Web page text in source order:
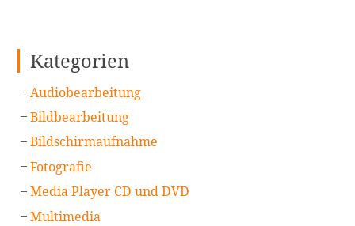
Kategorien
Audiobearbeitung
Bildbearbeitung
Bildschirmaufnahme
Fotografie
Media Player CD und DVD
Multimedia